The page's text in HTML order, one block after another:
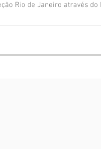
Rio de Janeiro através